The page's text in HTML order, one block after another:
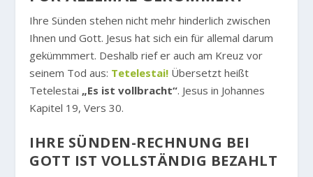
Ihre Sünden stehen nicht mehr hinderlich zwischen
Ihnen und Gott. Jesus hat sich ein für allemal darum
gekümmmert. Deshalb rief er auch am Kreuz vor
seinem Tod aus: Tetelestai! Übersetzt heißt
Tetelestai „Es ist vollbracht“. Jesus in Johannes
Kapitel 19, Vers 30.
IHRE SÜNDEN-RECHNUNG BEI
GOTT IST VOLLSTÄNDIG BEZAHLT